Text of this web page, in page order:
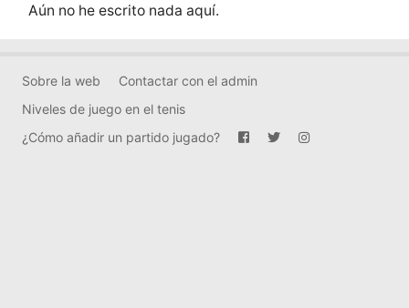
Aún no he escrito nada aquí.
Sobre la web
Contactar con el admin
Niveles de juego en el tenis
¿Cómo añadir un partido jugado?